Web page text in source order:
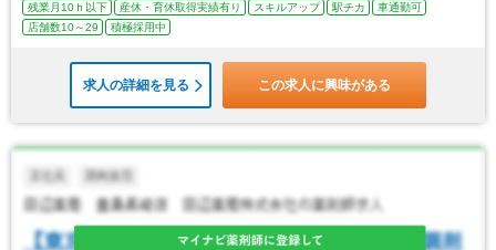
残業月10ｈ以下
産休・育休取得実績有り スキルアップ 駅チカ
車通勤可
店舗数10～29
積極採用中
求人の詳細を見る この求人に興味がある